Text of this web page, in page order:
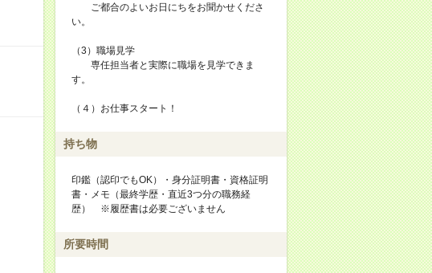
ご都合のよいお日にちをお聞かせくださ
い。
（3）職場見学
専任担当者と実際に職場を見学できま
す。
（４）お仕事スタート！
持ち物
印鑑（認印でもOK）・身分証明書・資格証明
書・メモ（最終学歴・直近3つ分の職務経
歴） ※履歴書は必要ございません
所要時間